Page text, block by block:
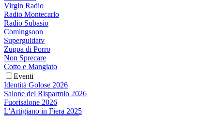
Virgin Radio
Radio Montecarlo
Radio Subasio
Comingsoon
Superguidatv
Zuppa di Porro
Non Sprecare
Cotto e Mangiato
Eventi
Identità Golose 2026
Salone del Risparmio 2026
Fuorisalone 2026
L'Artigiano in Fiera 2025